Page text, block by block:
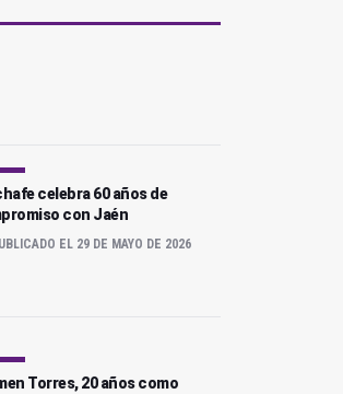
celebra 60 años de
con Jaén
EL 29 DE MAYO DE 2026
Torres, 20 años como